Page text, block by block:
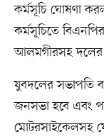
কর্মসূচি ঘোষণা
কর্মসূচিতে
আলমগীরসহ দলের
যুবদলের সভাপতি
জনসভা হবে এবং
মোটরসাইকেলসহ